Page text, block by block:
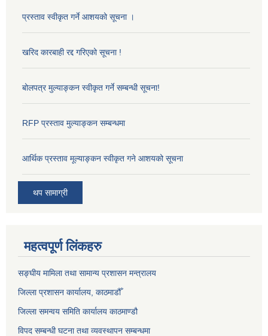
प्रस्ताव स्वीकृत गर्ने आशयको सूचना ।
खरिद कारबाही रद्द गरिएको सूचना !
बोलपत्र मुल्याङ्कन स्वीकृत गर्ने सम्बन्धी सूचना!
RFP प्रस्ताव मुल्याङ्कन सम्बन्धमा
आर्थिक प्रस्ताव मूल्याङ्कन स्वीकृत गने आशयको सूचना
थप सामाग्री
महत्वपूर्ण लिंकहरु
सङ्‍घीय मामिला तथा सामान्य प्रशासन मन्त्रालय
जिल्ला प्रशासन कार्यालय, काठमाडौँ
जिल्ला समन्वय समिति कार्यालय काठमाण्ड‌ौ
विपद सम्बन्धी घटना तथा व्यवस्थापन सम्बन्धमा